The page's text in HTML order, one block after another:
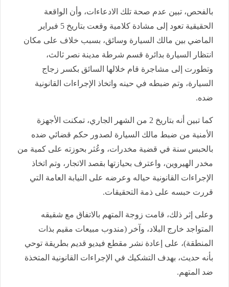
بالفحص، تبين عدم صحة تلك الادعاءات، وأن الواقعة
الحقيقية تعود إلى مشادة كلامية وقعت بتاريخ 5 فبراير
الماضي بين مالك السيارة وسائق، بسبب خلاف على مكان
انتظار السيارة بدائرة قسم شرطة مدينة نصر ثالث،
وتطورت إلى مشاجرة قام خلالها السائق بكسر زجاج
السيارة، وتم ضبطه في حينه واتخاذ الإجراءات القانونية
ضده.
كما تبين أنه بتاريخ 2 من الشهر الجاري، تمكنت الأجهزة
الأمنية من ضبط مالك السيارة لصدور حكم قضائي ضده
بالحبس سنة في قضية مخدرات، وعُثر بحوزته على كمية من
مخدر الهيروين، واعترف بحيازتها بقصد الاتجار، وتم اتخاذ
الإجراءات القانونية حياله وعرضه على النيابة العامة التي
قررت حبسه على ذمة التحقيقات.
وعلى إثر ذلك، قامت زوجة المتهم بالاتفاق مع شقيقه
المتواجد خارج البلاد، وآخر (مندوب مبيعات مقيم بذات
المنطقة)، على إعادة نشر مقطع فيديو قديم بطريقة توحي
بأنه حديث، بهدف التشكيك في الإجراءات القانونية المتخذة
ضد المتهم.